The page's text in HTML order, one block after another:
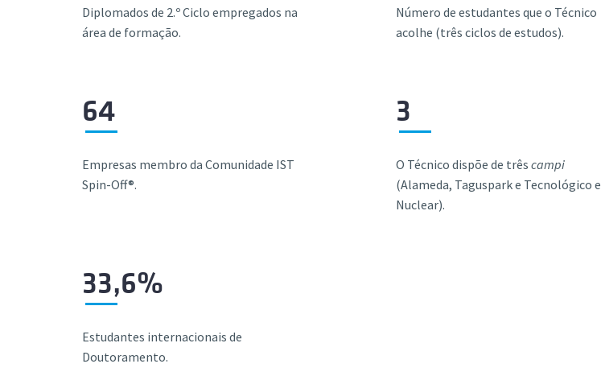
Diplomados de 2.º Ciclo empregados na
área de formação.
Número de estudantes que o Técnico
acolhe (três ciclos de estudos).
64
Empresas membro da Comunidade IST
Spin-Off®.
3
O Técnico dispõe de três campi
(Alameda, Taguspark e Tecnológico e
Nuclear).
33,6%
Estudantes internacionais de
Doutoramento.